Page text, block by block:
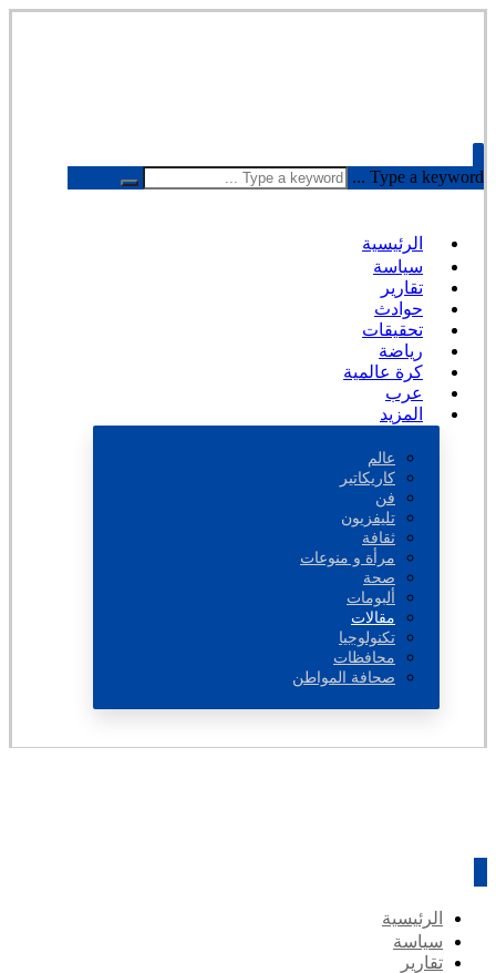
Type a keyword ...
الرئيسية
سياسة
تقارير
حوادث
تحقيقات
رياضة
كرة عالمية
عرب
المزيد
عالم
كاريكاتير
فن
تليفزيون
ثقافة
مرأة و منوعات
صحة
ألبومات
مقالات
تكنولوجيا
محافظات
صحافة المواطن
الرئيسية
سياسة
تقارير